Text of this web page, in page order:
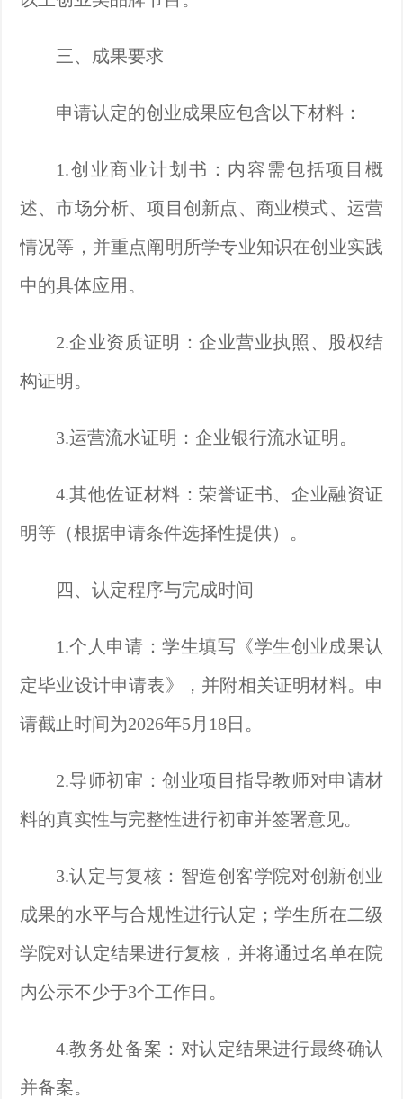
三、成果要求
申请认定的创业成果应包含以下材料：
1.创业商业计划书 ：内容需包括项目概
述、市场分析、项目创新点、商业模式、运营
情况等，并重点阐明所学专业知识在创业实践
中的具体应用。
2.企业资质证明：企业营业执照、股权结
构证明。
3.运营流水证明：企业银行流水证明。
4.其他佐证材料：荣誉证书、企业融资证
明等（根据申请条件选择性提供）。
四、认定程序与完成时间
1.个人申请：学生填写《学生创业成果认
定毕业设计申请表》，并附相关证明材料。申
请截止时间为2026年5月18日。
2.导师初审：创业项目指导教师对申请材
料的真实性与完整性进行初审并签署意见。
3.认定与复核：智造创客学院对创新创业
成果的水平与合规性进行认定；学生所在二级
学院对认定结果进行复核，并将通过名单在院
内公示不少于3个工作日。
4.教务处备案：对认定结果进行最终确认
并备案。